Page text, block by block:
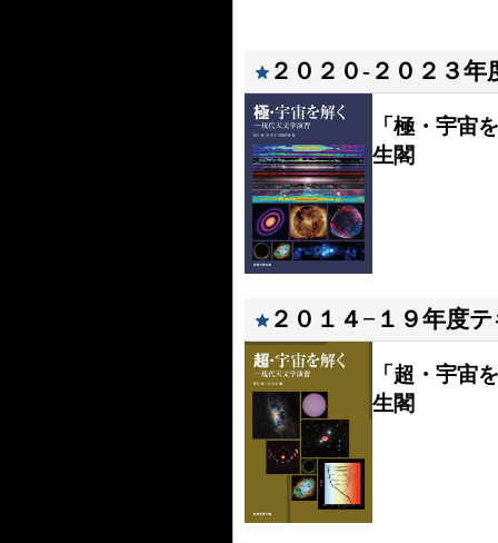
２０２０-２０２３
「極・宇宙
生閣
２０１４−１９年度
「超・宇宙
生閣